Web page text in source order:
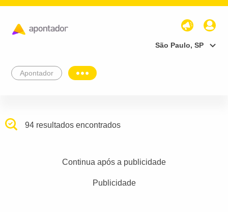
São Paulo, SP
Apontador
94 resultados encontrados
Continua após a publicidade
Publicidade